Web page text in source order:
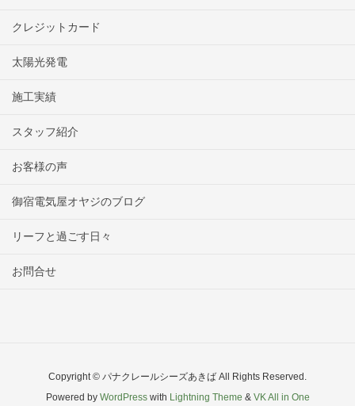
クレジットカード
太陽光発電
施工実績
スタッフ紹介
お客様の声
御宿電気屋オヤジのブログ
リーフと過ごす日々
お問合せ
Copyright © パナクレールシーズあきば All Rights Reserved.
Powered by WordPresswith Lightning Theme & VK All in One